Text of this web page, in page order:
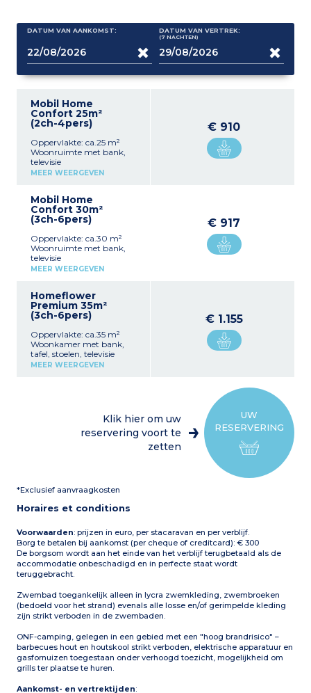
DATUM VAN AANKOMST: DATUM VAN VERTREK:
(7 NACHTEN)
Mobil Home
Confort 25m²
(2ch-4pers)
Oppervlakte: ca.25 m²
Woonruimte met bank,
televisie
Ouderslaapkamer met
Kinderslaapkamer met 2
eenpersoonsbedden
(80x190 cm)
(koelkast, elektrische
kookplaat, magnetron,
filterkoffiezetapparaat)
Badkamer met douche,
Geïntegreerd terras met
tuinmeubilair en parasol
Maximale capaciteit: 4
baby/kind
MEER WEERGEVEN
€ 910
Mobil Home
Confort 30m²
(3ch-6pers)
Oppervlakte: ca.30 m²
Woonruimte met bank,
televisie
Ouderslaapkamer met
2 kinderslaapkamers met
elk 2 eenpersoonsbedden
80x190 cm
kitchenette (koelkast,
elektrische kookplaat,
magnetron,
filterkoffiezetapparaat,
Maximale capaciteit: 6
personen, inclusief
MEER WEERGEVEN
€ 917
Homeflower
Premium 35m²
(3ch-6pers)
Oppervlakte: ca.35 m²
Woonkamer met bank,
tafel, stoelen, televisie
Keukengedeelte
1 slaapkamer met 1
tweepersoonsbed
wastafel
Gedeeltelijk overdekt terras
tuinmeubilair, ligstoelen,
plancha
Airconditioning
Maximale capaciteit: 6
personen, inclusief baby
- Lakens en handdoeken
voorzien voor
ingeschreven deelnemers
opgemaakt bij aankomst)
MEER WEERGEVEN
€ 1.155
UW
RESERVERING
Klik hier om uw
reservering voort te
zetten
*Exclusief aanvraagkosten
Horaires et conditions
Voorwaarden: prijzen in euro, per stacaravan en per verblijf.
Borg te betalen bij aankomst (per cheque of creditcard): € 300
De borgsom wordt aan het einde van het verblijf terugbetaald als de
accommodatie onbeschadigd en in perfecte staat wordt
teruggebracht.
Zwembad toegankelijk alleen in lycra zwemkleding, zwembroeken
(bedoeld voor het strand) evenals alle losse en/of gerimpelde kleding
zijn strikt verboden in de zwembaden.
ONF-camping, gelegen in een gebied met een "hoog brandrisico" –
barbecues hout en houtskool strikt verboden, elektrische apparatuur en
gasfornuizen toegestaan onder verhoogd toezicht, mogelijkheid om
grills ter plaatse te huren.
Aankomst- en vertrektijden: